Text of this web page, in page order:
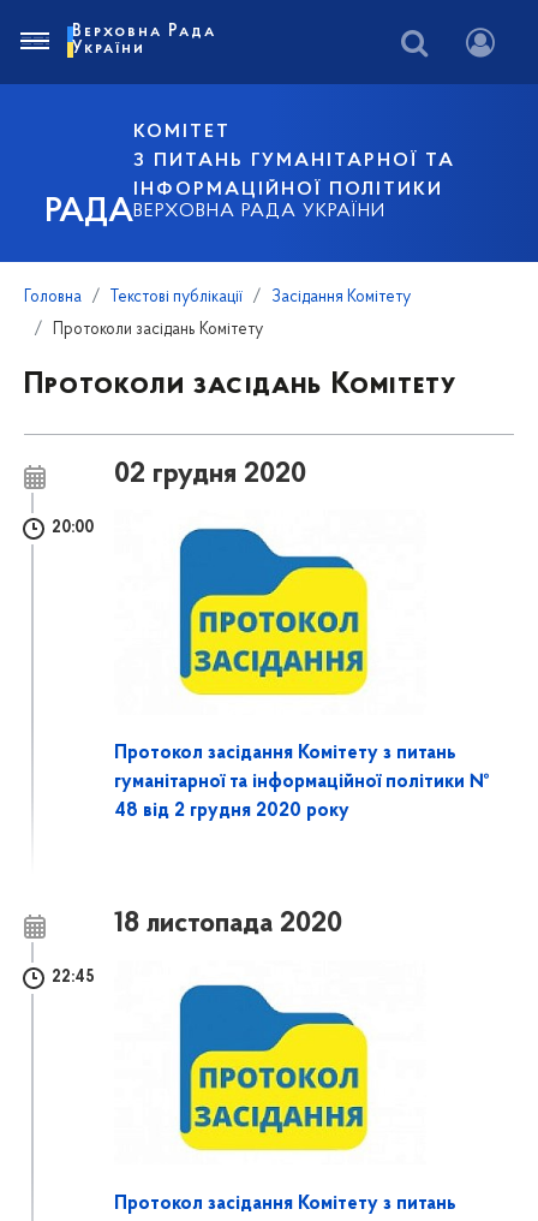
РАДА
КОМІТЕТ
З ПИТАНЬ ГУМАНІТАРНОЇ ТА
ІНФОРМАЦІЙНОЇ ПОЛІТИКИ
ВЕРХОВНА РАДА УКРАЇНИ
Верховна Рада
України
Головна Текстові публікації
Засідання Комітету
Протоколи засідань Комітету
Протоколи засідань Комітету
02 грудня 2020
20:00
Протокол засідання Комітету з питань
гуманітарної та інформаційної політики №
48 від 2 грудня 2020 року
18 листопада 2020
22:45
Протокол засідання Комітету з питань